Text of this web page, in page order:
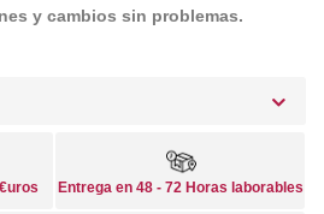
y cambios sin problemas.
Entrega en 48 - 72 Horas laborables